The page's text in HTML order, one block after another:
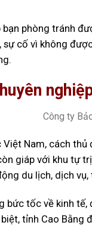
bạn phòng tránh
cố vì không
Nam, cách
giáp với khu tự
du lịch, dịch
bức tốc về kinh
tỉnh Cao